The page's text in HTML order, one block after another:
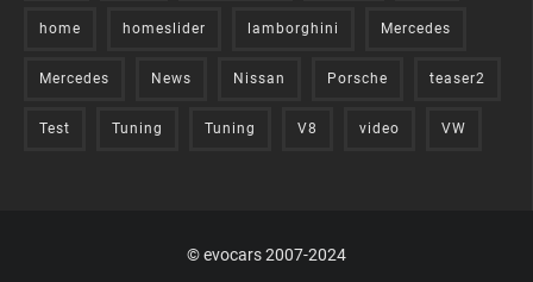
home homeslider lamborghini Mercedes
Mercedes News Nissan Porsche teaser2
Test Tuning Tuning V8 video VW
© evocars 2007-2024